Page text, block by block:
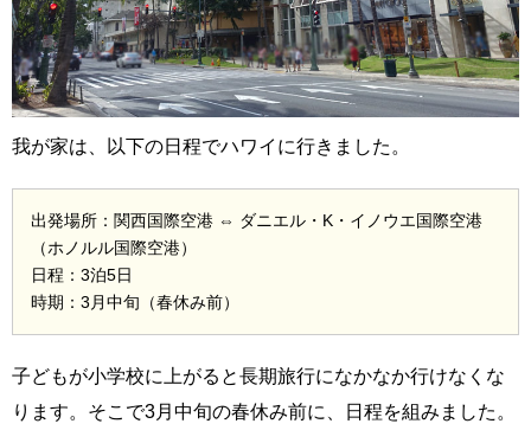
我が家は、以下の日程でハワイに行きました。
出発場所：関西国際空港 ⇔ ダニエル・K・イノウエ国際空港
（ホノルル国際空港）
日程：3泊5日
時期：3月中旬（春休み前）
子どもが小学校に上がると長期旅行になかなか行けなくな
ります。そこで3月中旬の春休み前に、日程を組みました。